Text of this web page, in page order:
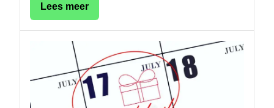
Lees meerLees
meer
Plan